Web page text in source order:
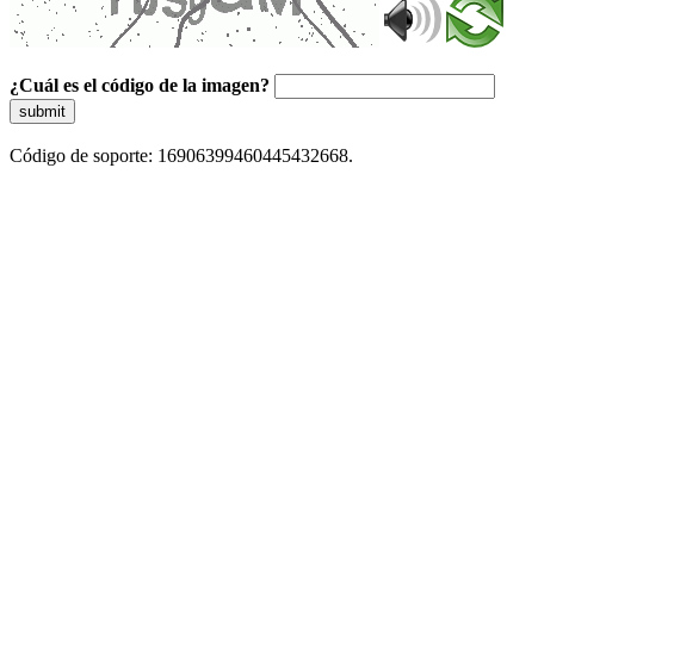
¿Cuál es el código de la imagen?
submit
Código de soporte: 16906399460445432668.